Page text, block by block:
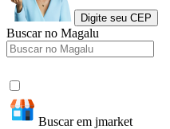
Digite seu CEP
Buscar no Magalu
Buscar em jmarket